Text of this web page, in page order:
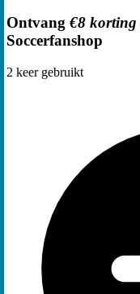
Ontvang €8 korting
Soccerfanshop
2 keer gebruikt